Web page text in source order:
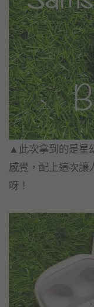
▲此次拿到的是星
感覺，配上這次讓
呀！